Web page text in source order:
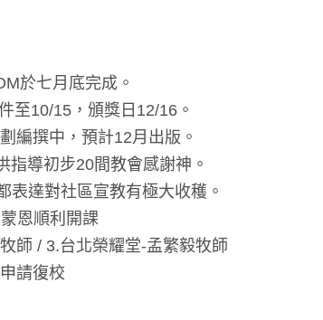
於七月底完成。
至10/15，頒獎日12/16。
編撰中，預計12月出版。
導初步20間教會感謝神。
表達對社區宣教有極大收穫。
恩順利開課
師 / 3.台北榮耀堂-孟繁毅牧師
請復校